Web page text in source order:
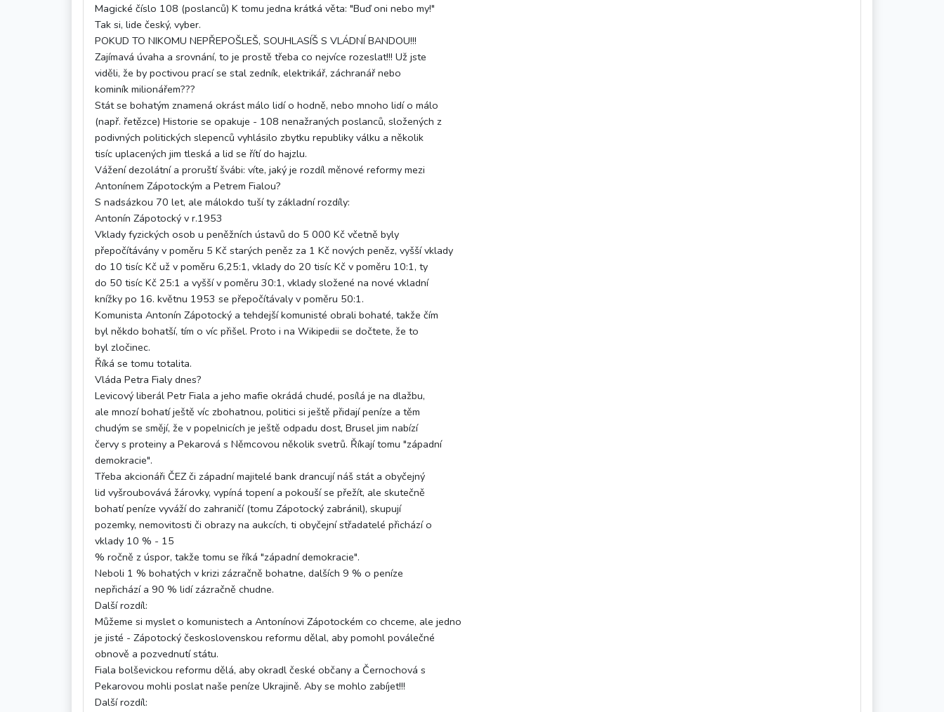
Magické číslo 108 (poslanců) K tomu jedna krátká věta: "Buď oni nebo my!"
Tak si, lide český, vyber.
POKUD TO NIKOMU NEPŘEPOŠLEŠ, SOUHLASÍŠ S VLÁDNÍ BANDOU!!!
Zajímavá úvaha a srovnání, to je prostě třeba co nejvíce rozeslat!!! Už jste
viděli, že by poctivou prací se stal zedník, elektrikář, záchranář nebo
kominík milionářem???
Stát se bohatým znamená okrást málo lidí o hodně, nebo mnoho lidí o málo
(např. řetězce) Historie se opakuje - 108 nenažraných poslanců, složených z
podivných politických slepenců vyhlásilo zbytku republiky válku a několik
tisíc uplacených jim tleská a lid se řítí do hajzlu.
Vážení dezolátní a proruští švábi: víte, jaký je rozdíl měnové reformy mezi
Antonínem Zápotockým a Petrem Fialou?
S nadsázkou 70 let, ale málokdo tuší ty základní rozdíly:
Antonín Zápotocký v r.1953
Vklady fyzických osob u peněžních ústavů do 5 000 Kč včetně byly
přepočítávány v poměru 5 Kč starých peněz za 1 Kč nových peněz, vyšší vklady
do 10 tisíc Kč už v poměru 6,25:1, vklady do 20 tisíc Kč v poměru 10:1, ty
do 50 tisíc Kč 25:1 a vyšší v poměru 30:1, vklady složené na nové vkladní
knížky po 16. květnu 1953 se přepočítávaly v poměru 50:1.
Komunista Antonín Zápotocký a tehdejší komunisté obrali bohaté, takže čím
byl někdo bohatší, tím o víc přišel. Proto i na Wikipedii se dočtete, že to
byl zločinec.
Říká se tomu totalita.
Vláda Petra Fialy dnes?
Levicový liberál Petr Fiala a jeho mafie okrádá chudé, posílá je na dlažbu,
ale mnozí bohatí ještě víc zbohatnou, politici si ještě přidají peníze a těm
chudým se smějí, že v popelnicích je ještě odpadu dost, Brusel jim nabízí
červy s proteiny a Pekarová s Němcovou několik svetrů. Říkají tomu "západní
demokracie".
Třeba akcionáři ČEZ či západní majitelé bank drancují náš stát a obyčejný
lid vyšroubovává žárovky, vypíná topení a pokouší se přežít, ale skutečně
bohatí peníze vyváží do zahraničí (tomu Zápotocký zabránil), skupují
pozemky, nemovitosti či obrazy na aukcích, ti obyčejní střadatelé přichází o
vklady 10 % - 15
% ročně z úspor, takže tomu se říká "západní demokracie".
Neboli 1 % bohatých v krizi zázračně bohatne, dalších 9 % o peníze
nepřichází a 90 % lidí zázračně chudne.
Další rozdíl:
Můžeme si myslet o komunistech a Antonínovi Zápotockém co chceme, ale jedno
je jisté - Zápotocký československou reformu dělal, aby pomohl poválečné
obnově a pozvednutí státu.
Fiala bolševickou reformu dělá, aby okradl české občany a Černochová s
Pekarovou mohli poslat naše peníze Ukrajině. Aby se mohlo zabíjet!!!
Další rozdíl: